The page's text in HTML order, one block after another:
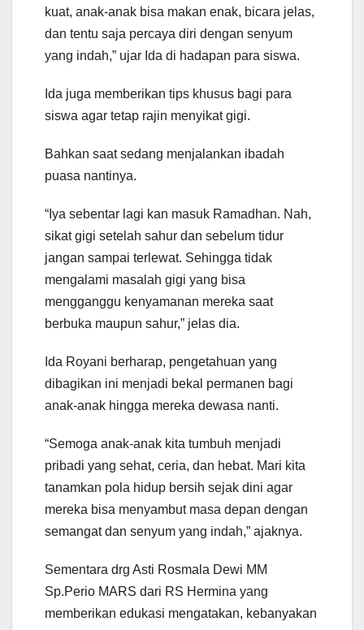
kuat, anak-anak bisa makan enak, bicara jelas,
dan tentu saja percaya diri dengan senyum
yang indah,” ujar Ida di hadapan para siswa.
Ida juga memberikan tips khusus bagi para
siswa agar tetap rajin menyikat gigi.
Bahkan saat sedang menjalankan ibadah
puasa nantinya.
“Iya sebentar lagi kan masuk Ramadhan. Nah,
sikat gigi setelah sahur dan sebelum tidur
jangan sampai terlewat. Sehingga tidak
mengalami masalah gigi yang bisa
mengganggu kenyamanan mereka saat
berbuka maupun sahur,” jelas dia.
Ida Royani berharap, pengetahuan yang
dibagikan ini menjadi bekal permanen bagi
anak-anak hingga mereka dewasa nanti.
“Semoga anak-anak kita tumbuh menjadi
pribadi yang sehat, ceria, dan hebat. Mari kita
tanamkan pola hidup bersih sejak dini agar
mereka bisa menyambut masa depan dengan
semangat dan senyum yang indah,” ajaknya.
Sementara drg Asti Rosmala Dewi MM
Sp.Perio MARS dari RS Hermina yang
memberikan edukasi mengatakan, kebanyakan